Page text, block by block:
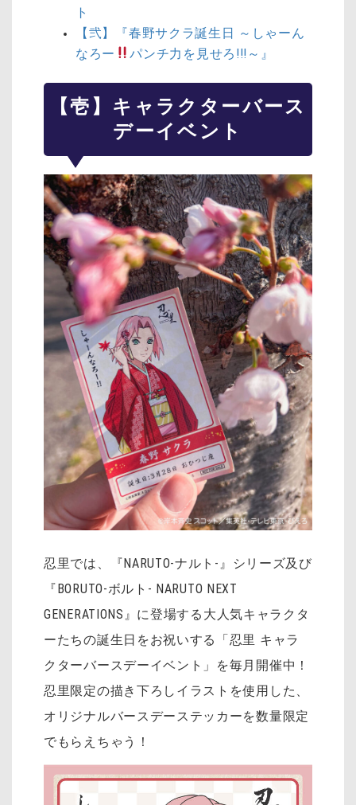
ト
【弐】『春野サクラ誕生日 ～しゃーん
なろー
パンチ力を見せろ!!!～』
【壱】キャラクターバース
デーイベント
忍里では、『NARUTO-ナルト-』シリーズ及び
『BORUTO-ボルト- NARUTO NEXT
GENERATIONS』に登場する大人気キャラクタ
ーたちの誕生日をお祝いする「忍里 キャラ
クターバースデーイベント」を毎月開催中！
忍里限定の描き下ろしイラストを使用した、
オリジナルバースデーステッカーを数量限定
でもらえちゃう！